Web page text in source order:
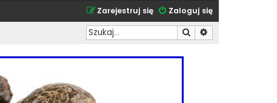
Zaloguj się
Zarejestruj się
Szukaj